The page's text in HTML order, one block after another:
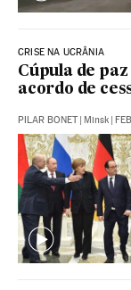
CRISE NA UCRÂNIA
Cúpula de
acordo de
PILAR BONET | Minsk |